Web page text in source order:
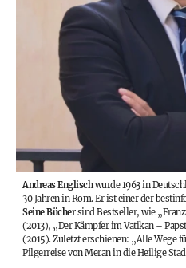
Andreas Englischwurde 1963 in
30 Jahren in Rom. Er ist einer der
Seine Büchersind Bestseller, wie
(2013), „Der Kämpfer im Vatikan –
(2015). Zuletzt erschienen: „Alle Wege
Pilgerreise von Meran in die Heilige